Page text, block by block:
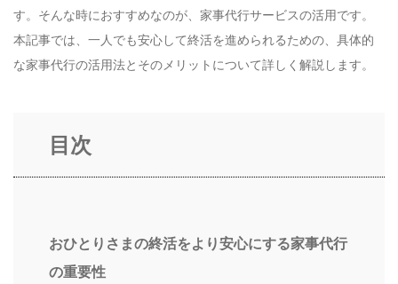
す。そんな時におすすめなのが、家事代行サービスの活用です。
本記事では、一人でも安心して終活を進められるための、具体的
な家事代行の活用法とそのメリットについて詳しく解説します。
目次
おひとりさまの終活をより安心にする家事代行
の重要性